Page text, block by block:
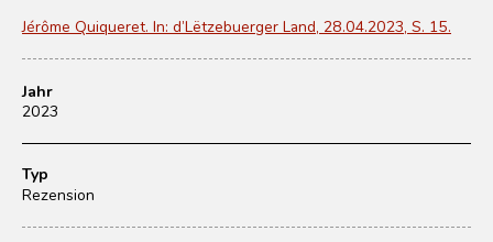
Jérôme Quiqueret. In: d’Lëtzebuerger Land, 28.04.2023, S. 15.
Jahr
2023
Typ
Rezension